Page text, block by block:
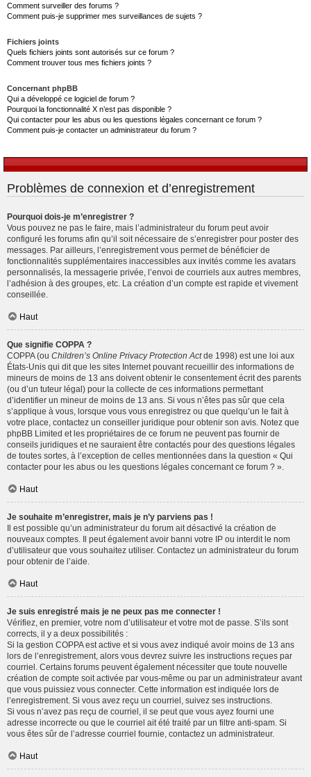
Comment surveiller des forums ?
Comment puis-je supprimer mes surveillances de sujets ?
Fichiers joints
Quels fichiers joints sont autorisés sur ce forum ?
Comment trouver tous mes fichiers joints ?
Concernant phpBB
Qui a développé ce logiciel de forum ?
Pourquoi la fonctionnalité X n’est pas disponible ?
Qui contacter pour les abus ou les questions légales concernant ce forum ?
Comment puis-je contacter un administrateur du forum ?
Problèmes de connexion et d’enregistrement
Pourquoi dois-je m’enregistrer ?
Vous pouvez ne pas le faire, mais l’administrateur du forum peut avoir
configuré les forums afin qu’il soit nécessaire de s’enregistrer pour poster des
messages. Par ailleurs, l’enregistrement vous permet de bénéficier de
fonctionnalités supplémentaires inaccessibles aux invités comme les avatars
personnalisés, la messagerie privée, l’envoi de courriels aux autres membres,
l’adhésion à des groupes, etc. La création d’un compte est rapide et vivement
conseillée.
Haut
Que signifie COPPA ?
COPPA (ou Children’s Online Privacy Protection Actde 1998) est une loi aux
États-Unis qui dit que les sites Internet pouvant recueillir des informations de
mineurs de moins de 13 ans doivent obtenir le consentement écrit des parents
(ou d’un tuteur légal) pour la collecte de ces informations permettant
d’identifier un mineur de moins de 13 ans. Si vous n’êtes pas sûr que cela
s’applique à vous, lorsque vous vous enregistrez ou que quelqu’un le fait à
votre place, contactez un conseiller juridique pour obtenir son avis. Notez que
phpBB Limited et les propriétaires de ce forum ne peuvent pas fournir de
conseils juridiques et ne sauraient être contactés pour des questions légales
de toutes sortes, à l’exception de celles mentionnées dans la question « Qui
contacter pour les abus ou les questions légales concernant ce forum ? ».
Haut
Je souhaite m’enregistrer, mais je n’y parviens pas !
Il est possible qu’un administrateur du forum ait désactivé la création de
nouveaux comptes. Il peut également avoir banni votre IP ou interdit le nom
d’utilisateur que vous souhaitez utiliser. Contactez un administrateur du forum
pour obtenir de l’aide.
Haut
Je suis enregistré mais je ne peux pas me connecter !
Vérifiez, en premier, votre nom d’utilisateur et votre mot de passe. S’ils sont
corrects, il y a deux possibilités :
Si la gestion COPPA est active et si vous avez indiqué avoir moins de 13 ans
lors de l’enregistrement, alors vous devrez suivre les instructions reçues par
courriel. Certains forums peuvent également nécessiter que toute nouvelle
création de compte soit activée par vous-même ou par un administrateur avant
que vous puissiez vous connecter. Cette information est indiquée lors de
l’enregistrement. Si vous avez reçu un courriel, suivez ses instructions.
Si vous n’avez pas reçu de courriel, il se peut que vous ayez fourni une
adresse incorrecte ou que le courriel ait été traité par un filtre anti-spam. Si
vous êtes sûr de l’adresse courriel fournie, contactez un administrateur.
Haut